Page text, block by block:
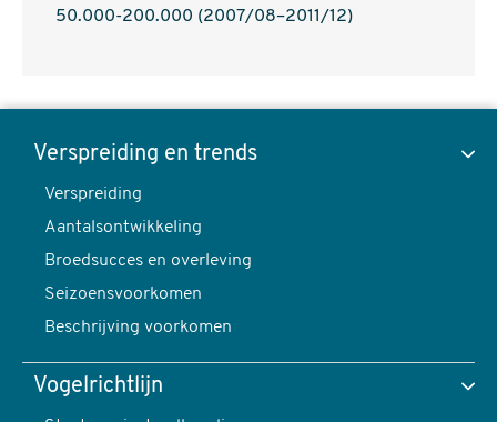
50.000-200.000 (2007/08–2011/12)
Fringilla
montifringilla
foto:
Diek
content
navigatie
Verspreiding en trends
Verspreiding
Aantalsontwikkeling
Broedsucces en overleving
Seizoensvoorkomen
Beschrijving voorkomen
Vogelrichtlijn
Toon data van
Verspreiding en trends